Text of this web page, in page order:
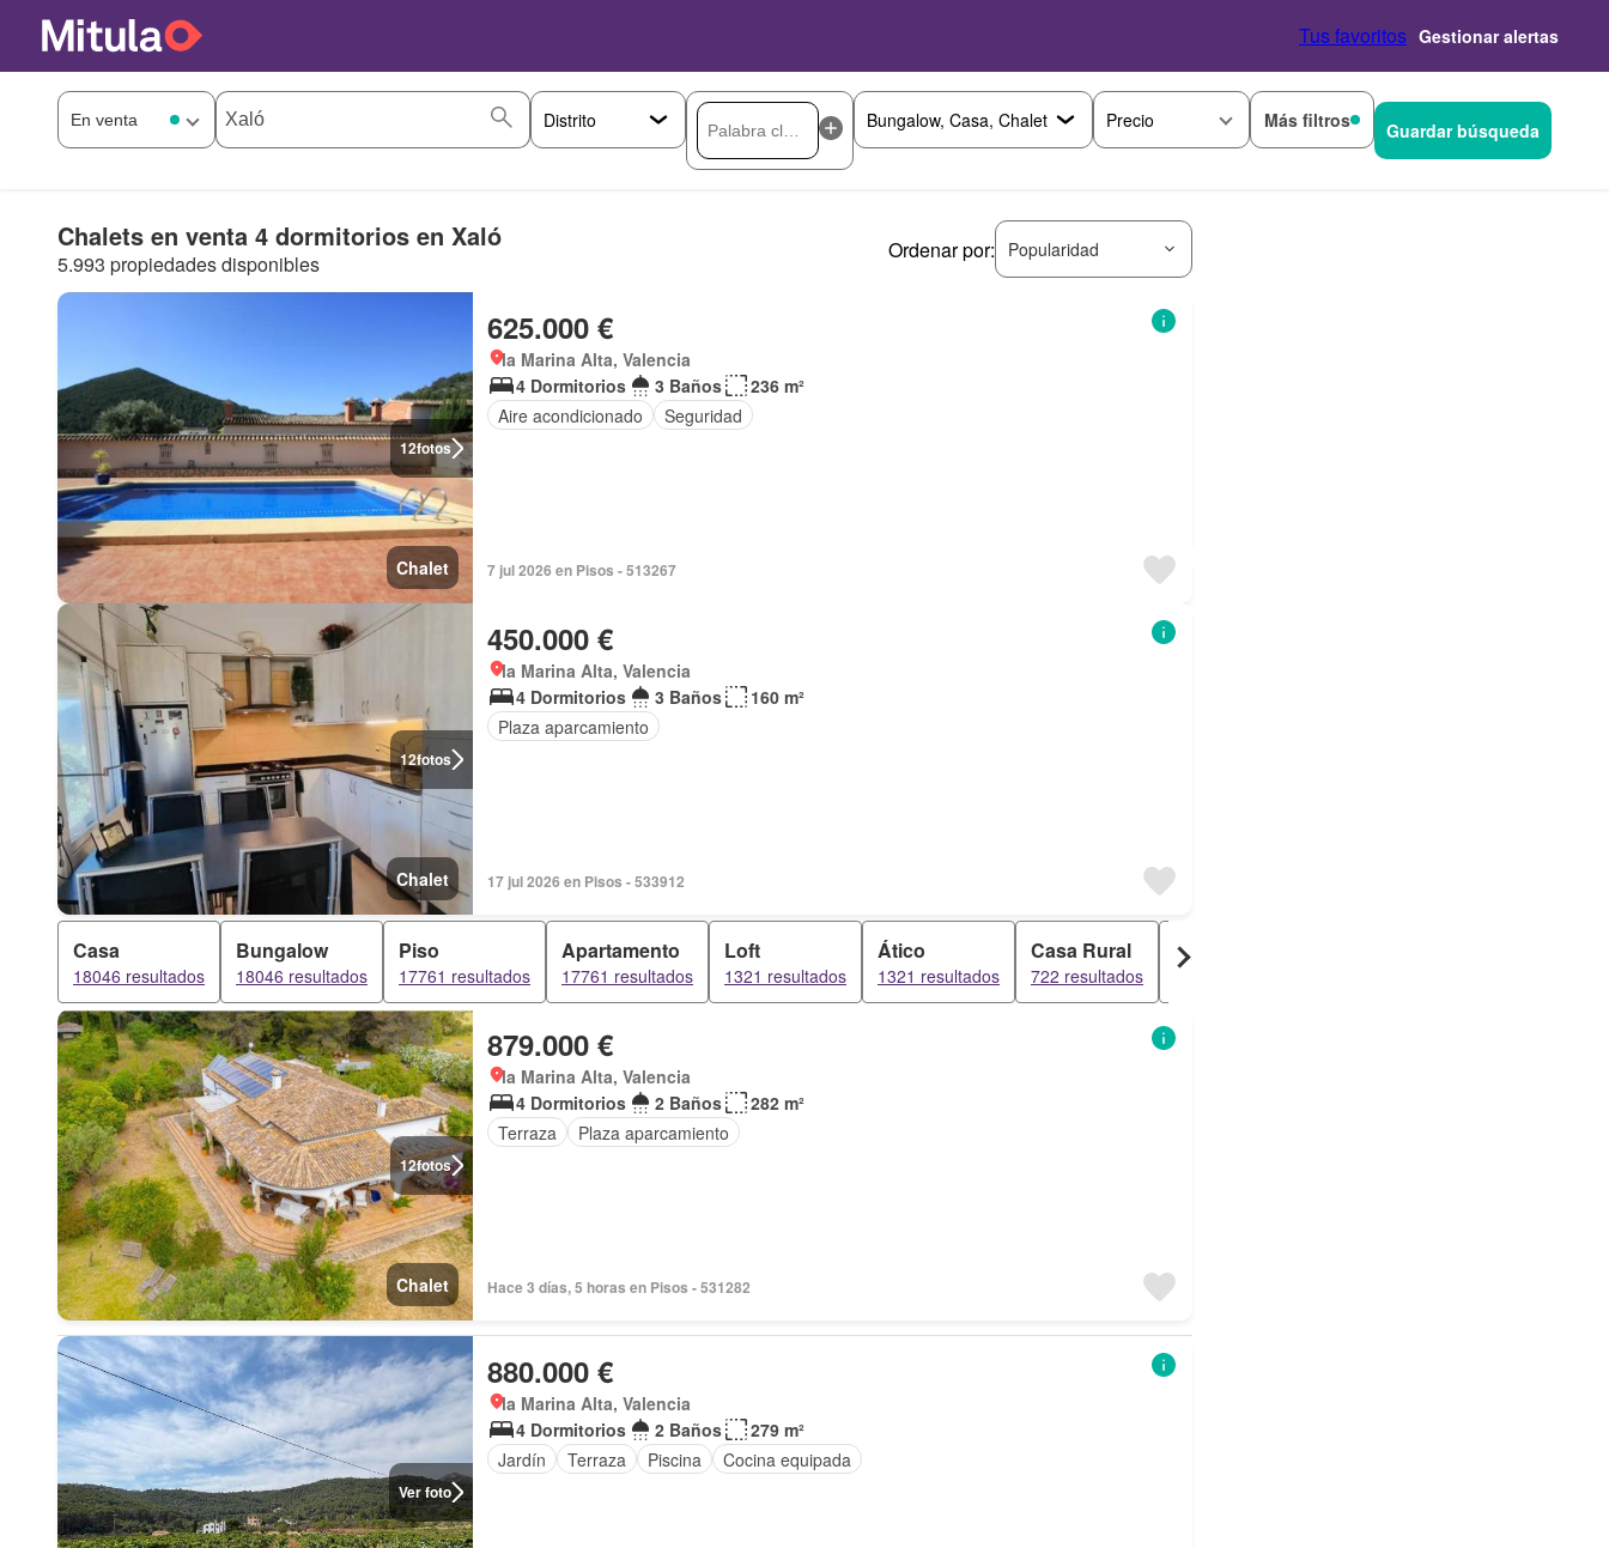
Tus favoritos Gestionar alertas
Precio Más filtros Guardar búsqueda
Chalets en venta 4 dormitorios en Xaló
5.993 propiedades disponibles
Ordenar por: Popularidad
12fotos
Chalet
625.000 €
la Marina Alta, Valencia
4 Dormitorios
3 Baños
236 m²
Aire acondicionado
Seguridad
7 jul 2026 en Pisos - 513267
12fotos
Chalet
450.000 €
la Marina Alta, Valencia
4 Dormitorios
3 Baños
160 m²
Plaza aparcamiento
17 jul 2026 en Pisos - 533912
Casa
18046 resultados
Bungalow
18046 resultados
Piso
17761 resultados
Apartamento
17761 resultados
Loft
1321 resultados
Ático
1321 resultados
Casa Rural
722 resultados
Dúplex
174 resultados
12fotos
Chalet
879.000 €
la Marina Alta, Valencia
4 Dormitorios
2 Baños
282 m²
Terraza
Plaza aparcamiento
Hace 3 días, 5 horas en Pisos - 531282
Ver foto
880.000 €
la Marina Alta, Valencia
4 Dormitorios
2 Baños
279 m²
Jardín
Terraza Piscina Cocina equipada